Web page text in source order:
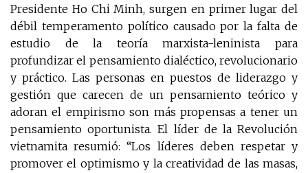
Presidente Ho Chi Minh, surgen en primer lugar del
débil temperamento político causado por la falta de
estudio de la teoría marxista-leninista para
profundizar el pensamiento dialéctico, revolucionario
y práctico. Las personas en puestos de liderazgo y
gestión que carecen de un pensamiento teórico y
adoran el empirismo son más propensas a tener un
pensamiento oportunista. El líder de la Revolución
vietnamita resumió: “Los líderes deben respetar y
promover el optimismo y la creatividad de las masas,